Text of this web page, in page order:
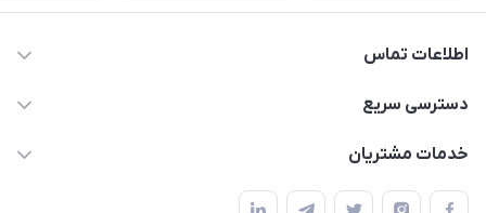
اطلاعات تماس
09034287359
دسترسی سریع
حساب کاربری
خدمات مشتریان
قوانین و مقررات